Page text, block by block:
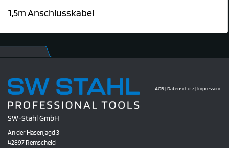
1,5m Anschlusskabel
AGB|Datenschutz|Impressum
SW-Stahl GmbH
An der Hasenjagd 3
42897 Remscheid